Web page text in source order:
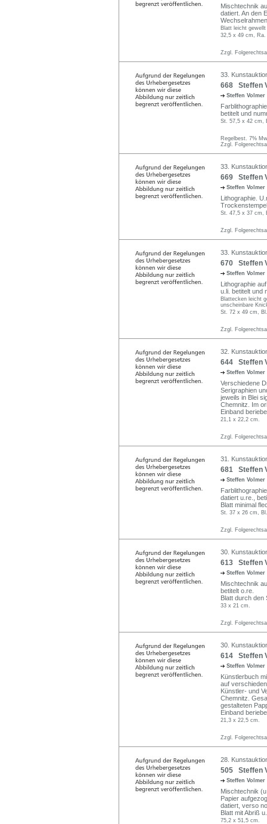
Mischtechnik
datiert. An den
Blatt leicht
32,5 x 49 cm,
Zzgl.
33.
668 Steffen
Steffen Volmer
betitelt und
St. 57,5 x 42 cm,
Regelbest. 7%
Zzgl.
33.
669 Steffen
Steffen Volmer
Lithographie.
St. 47,5 x 37 cm,
Zzgl.
33.
670 Steffen
Steffen Volmer
Lithographie
u.li. betitelt und
Blattecken leicht
unscheinbare
St. 72 x 49 cm,
Zzgl.
32.
644 Steffen
Steffen Volmer
Verschiedene
Serigraphien
jeweils in Blei
Chemnitz. Im
Einband
21,1 x 22,2 cm.
Zzgl.
31.
681 Steffen
Steffen Volmer
datiert u.re.,
Blatt minimal
St. 37 x 26 cm,
Zzgl.
30.
613 Steffen
Steffen Volmer
Mischtechnik
betitelt o.re.
Blatt durch den
33 x 21 cm.
Zzgl.
30.
614 Steffen
Steffen Volmer
Künstlerbuch
auf
Künstler- und
Chemnitz.
gestalteten
Einband
21,3 x 22,5 cm.
Zzgl.
28.
505 Steffen
Steffen Volmer
Mischtechnik
Papier
datiert, verso
Blatt mit Abriß
75,2 x 51,5 cm.